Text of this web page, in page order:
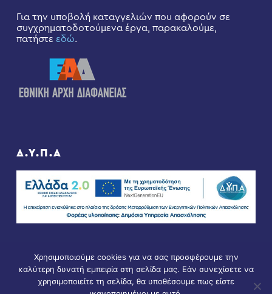
Για την υποβολή καταγγελιών που αφορούν σε
συγχρηματοδοτούμενα έργα, παρακαλούμε,
πατήστε εδώ.
Δ.Υ.Π.Α
Χρησιμοποιούμε cookies για να σας προσφέρουμε την
καλύτερη δυνατή εμπειρία στη σελίδα μας. Εάν συνεχίσετε να
χρησιμοποιείτε τη σελίδα, θα υποθέσουμε πως είστε